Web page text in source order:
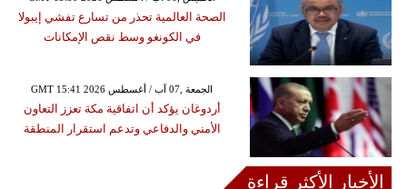
الصحة العالمية تحذر من تسارع تفشي إيبولا
في الكونغو وسط نقص الإمكانات
GMT 15:41 2026 الجمعة ,07 آب / أغسطس
أردوغان يؤكد أن اتفاقية مكة تعزز التعاون
الأمني والدفاعي وتدعم استقرار المنطقة
الأخبار الأكثر قراءة